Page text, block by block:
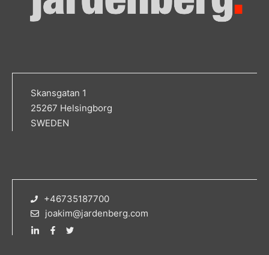
Skansgatan 1
25267 Helsingborg
SWEDEN
+46735187700
joakim@jardenberg.com